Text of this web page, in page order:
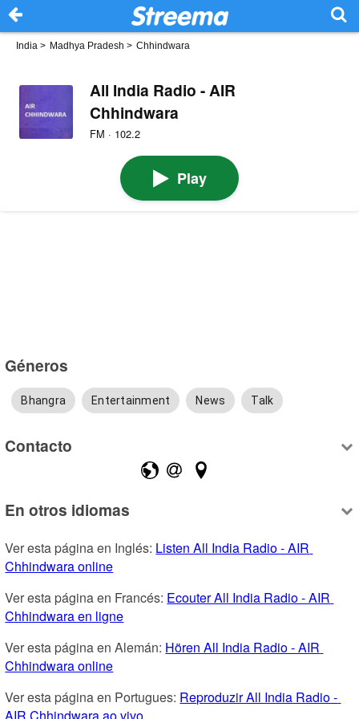
India > Madhya Pradesh > Chhindwara
All India Radio - AIR
Chhindwara
FM · 102.2
Play
Géneros
Bhangra Entertainment News Talk
Contacto
En otros idiomas
Ver esta página en Inglés: Listen All India Radio - AIR
Chhindwara online
Ver esta página en Francés: Ecouter All India Radio - AIR
Chhindwara en ligne
Ver esta página en Alemán: Hören All India Radio - AIR
Chhindwara online
Ver esta página en Portugues: Reproduzir All India Radio -
AIR Chhindwara ao vivo